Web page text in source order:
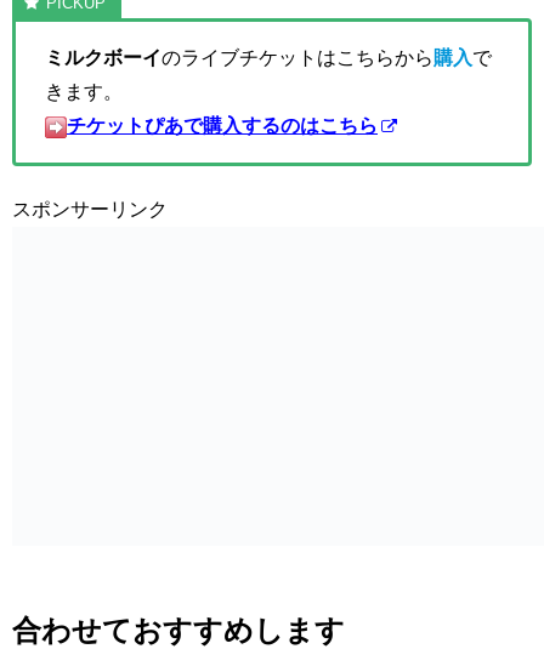
ミルクボーイのライブチケットはこちらから購入で
きます。
チケットぴあで購入するのはこちら
スポンサーリンク
合わせておすすめします